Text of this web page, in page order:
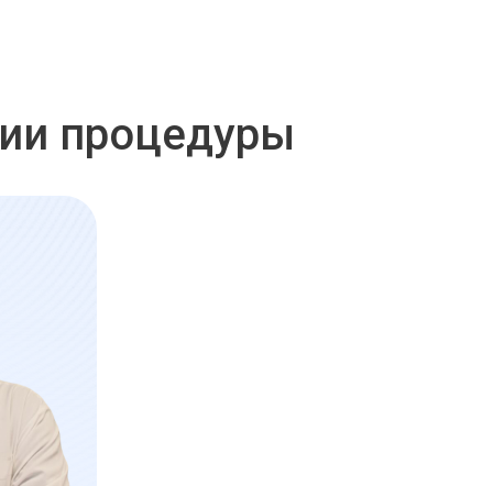
процедуры